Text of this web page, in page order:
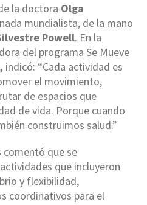
la doctora Olga
mundialista, de la mano
Powell. En la
del programa Se Mueve
indicó: “Cada actividad es
el movimiento,
de espacios que
de vida. Porque cuando
construimos salud.”
comentó que se
que incluyeron
y flexibilidad,
coordinativos para el